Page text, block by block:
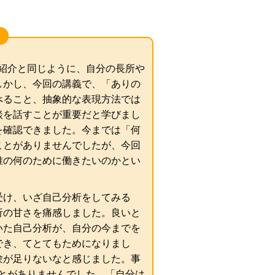
介と同じように、自分の長所や
し、今回の講義で、「ありの
こと、抽象的な表現方法では
話すことが重要だと学びまし
認できました。今までは「何
がありませんでしたが、今回
何のために働きたいのかとい
、いざ自己分析をしてみる
甘さを痛感しました。良いと
自己分析が、自分の今までを
、てとてもためになりまし
足りないなと感じました。事